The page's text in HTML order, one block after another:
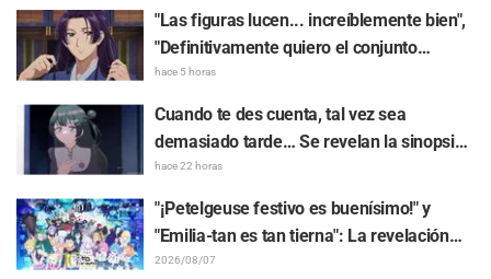
reaccionan a su surrealista mundo con
comentarios como "Se la ve muy feliz
todos los días"
"Las figuras lucen... increíblemente bien",
"Definitivamente quiero el conjunto
completo": Maomao y Jinshi de "Los
vida en elaboradas figuras con sus
atuendos de la película
hace 5 horas
Cuando te des cuenta, tal vez sea
demasiado tarde… Se revelan la sinopsis
y fotogramas del episodio 8 del anime
"BanG Dream! Yume∞Mita"
hace 22 horas
"¡Petelgeuse festivo es buenísimo!" y
"Emilia-tan es tan tierna": La revelación
del arte visual del evento del 10.º
2026/08/07